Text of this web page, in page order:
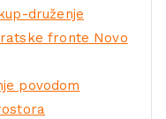
druženje
fronte Novo
povodom